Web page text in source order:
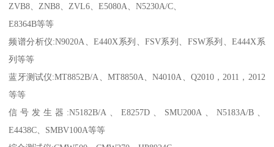
ZVB8、ZNB8、ZVL6、E5080A、N5230A/C、
E8364B等等
频谱分析仪:N9020A、E440X系列、FSV系列、FSW系列、E444X系
列等等
蓝牙测试仪:MT8852B/A、MT8850A、N4010A、Q2010，2011，2012
等等
信号发生器:N5182B/A、E8257D、SMU200A、N5183A/B、
E4438C、SMBV100A等等